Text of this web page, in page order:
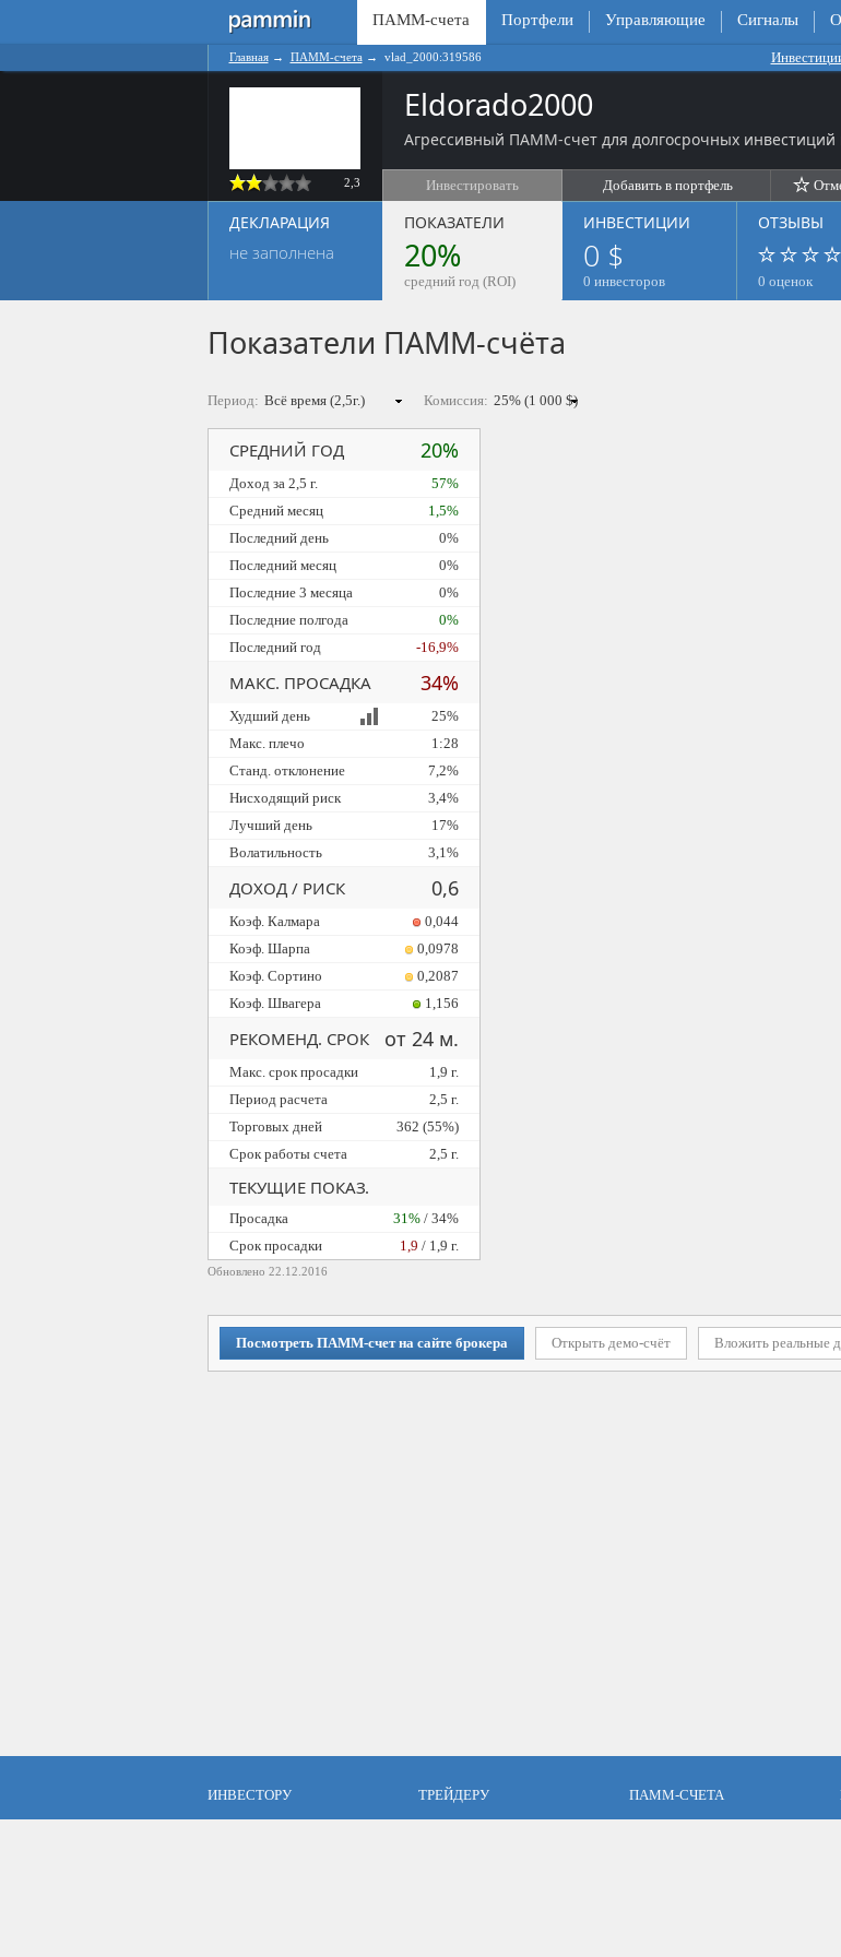
ПАММ-счета Портфели Управляющие Сигналы
Главная→ ПАММ-счета → vlad_2000:319586
2,3
Eldorado2000
Агрессивный ПАММ-счет для долгосрочных инвестиций
Инвестировать Добавить в портфель
ДЕКЛАРАЦИЯ
не заполнена
ПОКАЗАТЕЛИ
20%
средний год (ROI)
ИНВЕСТИЦИИ
0 $
0 инвесторов
ОТЗЫВЫ
0 оценок
Показатели ПАММ-счёта
Период: Комиссия:
Обновлено 22.12.2016
СРЕДНИЙ ГОД 20%
Доход за 2,5 г.
57%
Средний месяц
1,5%
Последний день
0%
Последний месяц
0%
Последние 3 месяца
0%
Последние полгода
0%
Последний год
-16,9%
МАКС. ПРОСАДКА 34%
Худший день
25%
Макс. плечо
1:28
Станд. отклонение
7,2%
Нисходящий риск
3,4%
Лучший день
17%
Волатильность
3,1%
ДОХОД / РИСК 0,6
Коэф. Калмара
0,044
Коэф. Шарпа
0,0978
Коэф. Сортино
0,2087
Коэф. Швагера
1,156
РЕКОМЕНД. СРОК от 24 м.
Макс. срок просадки
1,9 г.
Период расчета
2,5 г.
Торговых дней
362 (55%)
Срок работы счета
2,5 г.
ТЕКУЩИЕ ПОКАЗ.
Просадка 31%/ 34%
Cрок просадки
1,9 / 1,9 г.
Посмотреть ПАММ-счет на сайте брокера Открыть демо-счёт Вложить реальные
ИНВЕСТОРУ
ТРЕЙДЕРУ
ПАММ-СЧЕТА